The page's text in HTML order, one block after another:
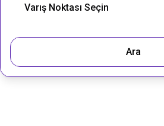
Varış Noktası Seçin
Ara